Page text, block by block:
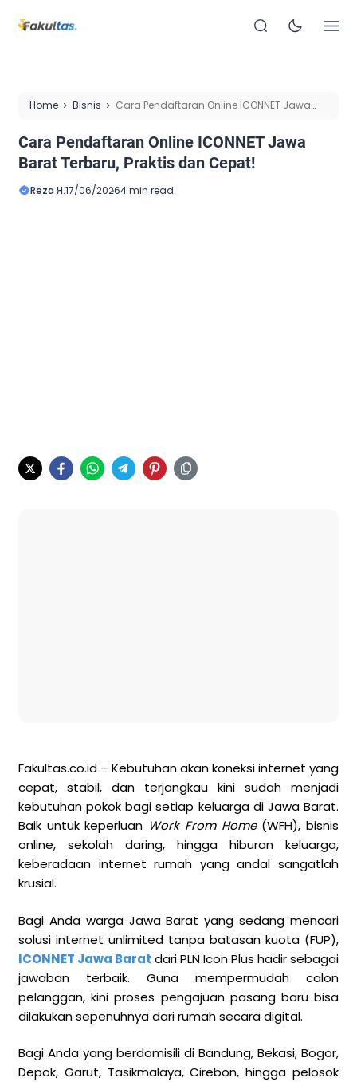
Home Bisnis
Cara Pendaftaran Online ICONNET Jawa
Cara Pendaftaran Online ICONNET Jawa
Barat Terbaru, Praktis dan Cepat!
Reza H.17/06/20264 min read
Fakultas.co.id – Kebutuhan akan koneksi internet yang
cepat, stabil, dan terjangkau kini sudah menjadi
kebutuhan pokok bagi setiap keluarga di Jawa Barat.
Baik untuk keperluan Work From Home(WFH), bisnis
online, sekolah daring, hingga hiburan keluarga,
keberadaan internet rumah yang andal sangatlah
krusial.
Bagi Anda warga Jawa Barat yang sedang mencari
solusi internet unlimited tanpa batasan kuota (FUP),
ICONNET Jawa Barat dari PLN Icon Plus hadir sebagai
jawaban terbaik. Guna mempermudah calon
pelanggan, kini proses pengajuan pasang baru bisa
dilakukan sepenuhnya dari rumah secara digital.
Bagi Anda yang berdomisili di Bandung, Bekasi, Bogor,
Depok, Garut, Tasikmalaya, Cirebon, hingga pelosok